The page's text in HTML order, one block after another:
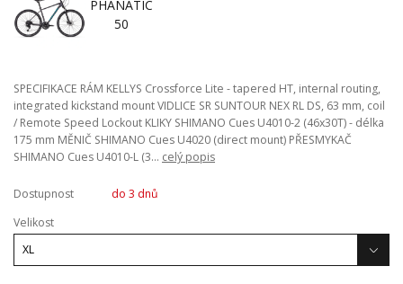
SPECIFIKACE RÁM KELLYS Crossforce Lite - tapered HT, internal routing,
integrated kickstand mount VIDLICE SR SUNTOUR NEX RL DS, 63 mm, coil
/ Remote Speed Lockout KLIKY SHIMANO Cues U4010-2 (46x30T) - délka
175 mm MĚNIČ SHIMANO Cues U4020 (direct mount) PŘESMYKAČ
SHIMANO Cues U4010-L (3... celý popis
Dostupnost
do 3 dnů
Velikost